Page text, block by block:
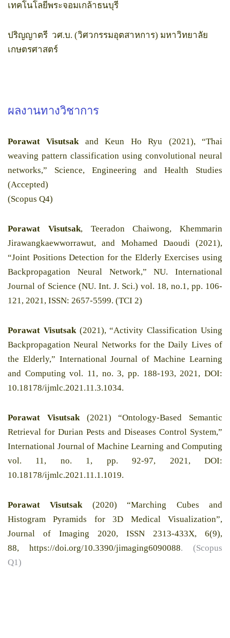
เทคโนโลยีพระจอมเกล้าธนบุรี
ปริญญาตรี วศ.บ. (วิศวกรรมอุตสาหการ) มหาวิทยาลัย
เกษตรศาสตร์
ผลงานทางวิชาการ
Porawat Visutsak and Keun Ho Ryu (2021), “Thai
weaving pattern classification using convolutional neural
networks,” Science, Engineering and Health Studies
(Accepted)
(Scopus Q4)
Porawat Visutsak, Teeradon Chaiwong, Khemmarin
Jirawangkaewworrawut, and Mohamed Daoudi (2021),
“Joint Positions Detection for the Elderly Exercises using
Backpropagation Neural Network,” NU. International
Journal of Science (NU. Int. J. Sci.) vol. 18, no.1, pp. 106-
121, 2021, ISSN: 2657-5599. (TCI 2)
Porawat Visutsak (2021), “Activity Classification Using
Backpropagation Neural Networks for the Daily Lives of
the Elderly,” International Journal of Machine Learning
and Computing vol. 11, no. 3, pp. 188-193, 2021, DOI:
10.18178/ijmlc.2021.11.3.1034.
Porawat Visutsak(2021) “Ontology-Based Semantic
Retrieval for Durian Pests and Diseases Control System,”
International Journal of Machine Learning and Computing
vol. 11, no. 1, pp. 92-97, 2021, DOI:
10.18178/ijmlc.2021.11.1.1019.
Porawat Visutsak(2020) “Marching Cubes and
Histogram Pyramids for 3D Medical Visualization”,
Journal of Imaging 2020, ISSN 2313-433X, 6(9),
88, https://doi.org/10.3390/jimaging6090088. (Scopus
Q1)